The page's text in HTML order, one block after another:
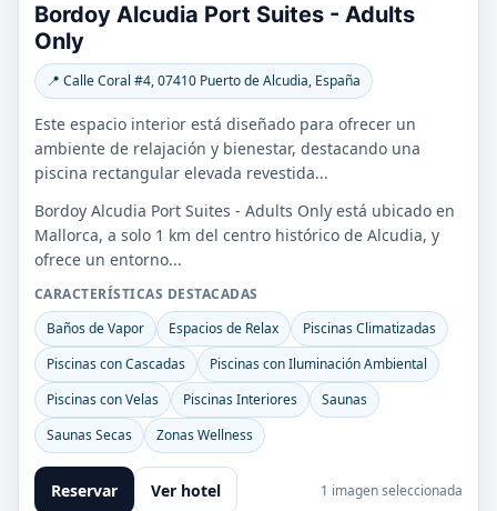
Bordoy Alcudia Port Suites - Adults
Only
📍 Calle Coral #4, 07410 Puerto de Alcudia, España
Este espacio interior está diseñado para ofrecer un
ambiente de relajación y bienestar, destacando una
piscina rectangular elevada revestida...
Bordoy Alcudia Port Suites - Adults Only está ubicado en
Mallorca, a solo 1 km del centro histórico de Alcudia, y
ofrece un entorno...
CARACTERÍSTICAS DESTACADAS
Baños de Vapor
Espacios de Relax
Piscinas Climatizadas
Piscinas con Cascadas
Piscinas con Iluminación Ambiental
Piscinas con Velas
Piscinas Interiores
Saunas
Saunas Secas
Zonas Wellness
Reservar Ver hotel 1 imagen seleccionada